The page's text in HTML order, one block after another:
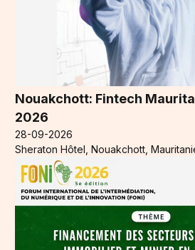
Nouakchott: Fintech
2026
28-09-2026
Sheraton Hôtel, Nouakchott,